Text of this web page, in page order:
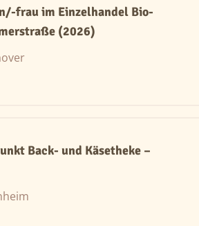
frau im Einzelhandel Bio-
(2026)
Back- und Käsetheke –